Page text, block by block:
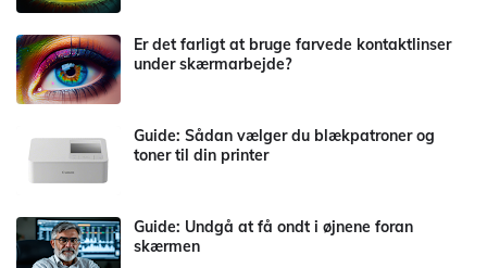
Er det farligt at bruge farvede kontaktlinser
under skærmarbejde?
Guide: Sådan vælger du blækpatroner og
toner til din printer
Guide: Undgå at få ondt i øjnene foran
skærmen